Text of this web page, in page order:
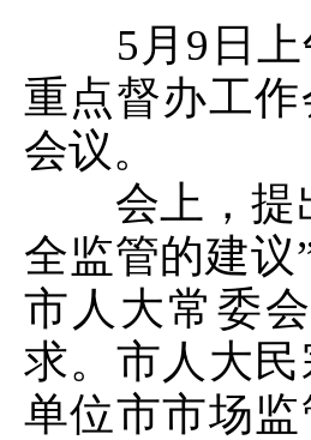
5月9日上午
重点督办工
会议。
会上，提出
全监管的建议
市人大常委
求。市人大
单位市市场